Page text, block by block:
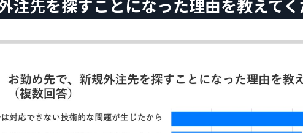
注先を探すことになった理由を教えて